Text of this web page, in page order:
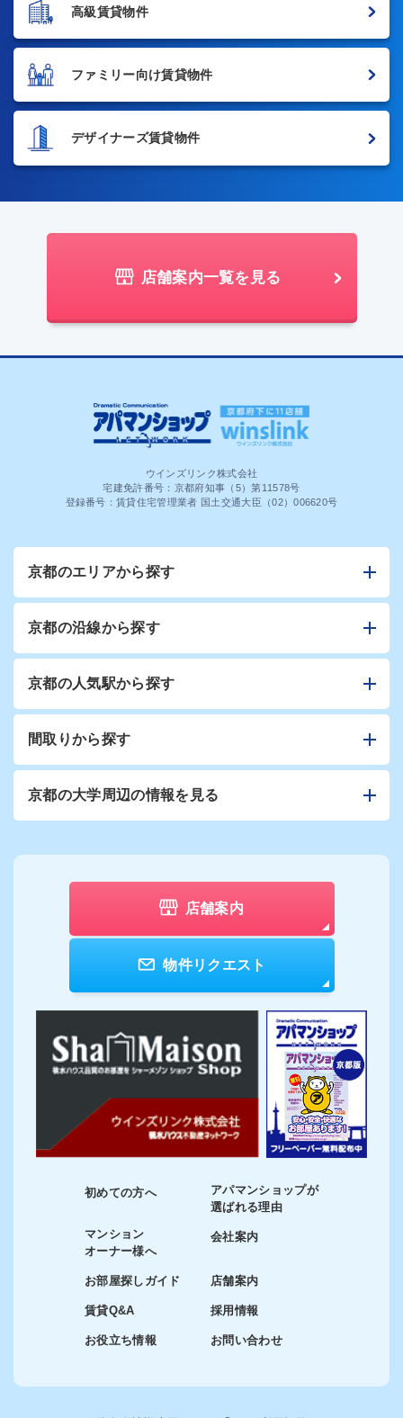
高級賃貸物件
ファミリー向け賃貸物件
デザイナーズ賃貸物件
店舗案内一覧を見る
ウインズリンク株式会社
宅建免許番号：京都府知事（5）第11578号
登録番号：賃貸住宅管理業者 国土交通大臣（02）006620号
京都のエリアから探す
京都の沿線から探す
京都の人気駅から探す
間取りから探す
京都の大学周辺の情報を見る
店舗案内
物件リクエスト
初めての方へ
マンション
オーナー様へ
お部屋探しガイド
賃貸Q&A
お役立ち情報
アパマンショップが
選ばれる理由
会社案内
店舗案内
採用情報
お問い合わせ